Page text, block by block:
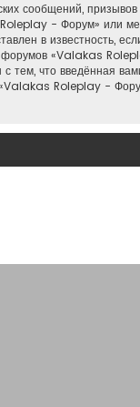
сообщений,
- Форум» или
в известность,
«Valakas
тем, что введённая
Roleplay -